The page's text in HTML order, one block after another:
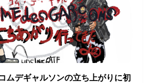
ムデギャルソンの立ち上がりに初